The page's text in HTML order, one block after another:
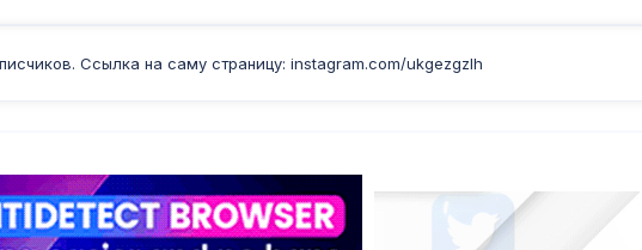
Ссылка на саму страницу: instagram.com/ukgezgzlh